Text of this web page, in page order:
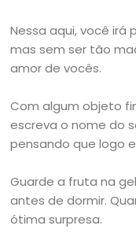
Nessa aqui, você irá
mas sem ser tão
amor de vocês.
Com algum objeto
escreva o nome do
pensando que logo
Guarde a fruta na
antes de dormir.
ótima surpresa.